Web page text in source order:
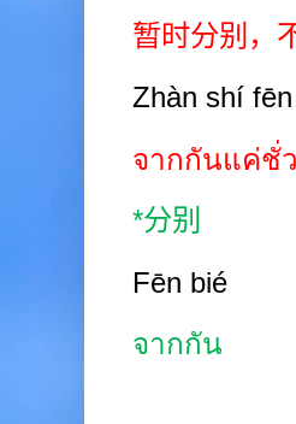
暂时分别，
Zhàn shí
จากกันแค่ชั่
*分别
Fēn bié
จากกัน